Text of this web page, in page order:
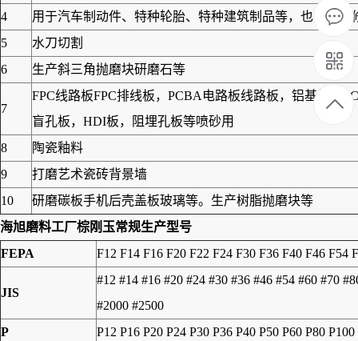
4
用于汽车制动件、特种轮胎、特种建筑制品等，也可作
5
水刀切割
6
生产斜三角抛磨块研磨石等
7
FPC线路板FPC排线板，PCBA电路板线路板，铝基板，
盲孔板，HDI板，阻埋孔板等喷砂用
8
陶瓷釉料
9
打磨艺术瓷砖背景墙
10
研磨碳板手机后壳盖板玻璃等。生产树脂抛磨块等
海旭磨料工厂棕刚玉常规生产型号
FEPA
F12 F14 F16 F20 F22 F24 F30 F36 F40 F46 F54
JIS
#12 #14 #16 #20 #24 #30 #36 #46 #54 #60 #70
#2000 #2500
P
P12 P16 P20 P24 P30 P36 P40 P50 P60 P80